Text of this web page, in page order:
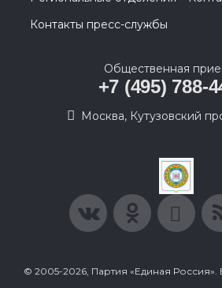
Контакты пресс-службы
Общественная
+7 (495) 788-
Москва, Кутузовский
© 2005-2026, Партия «Единая